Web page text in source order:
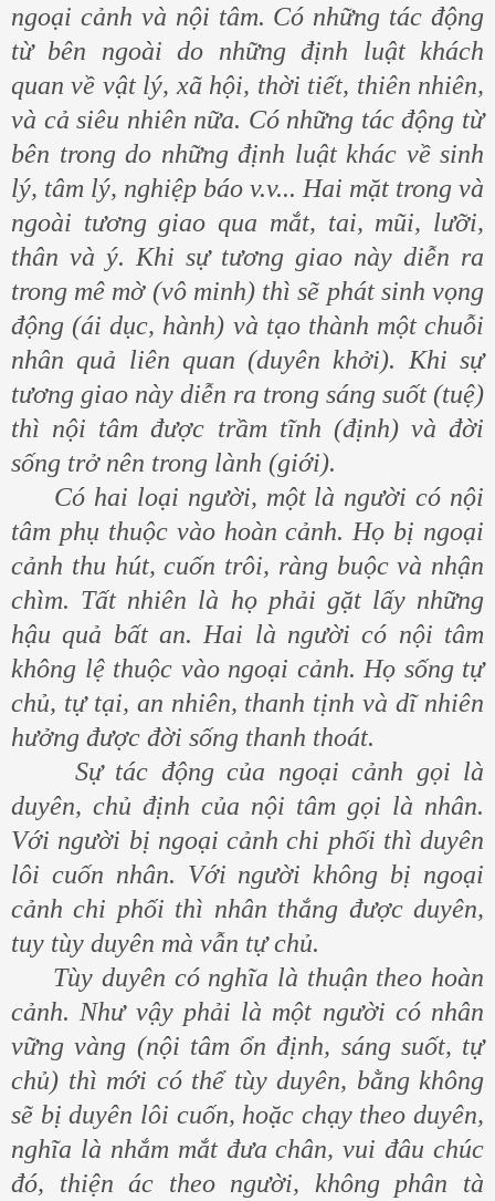
ngoại cảnh và nội tâm. Có những tác động
từ bên ngoài do những định luật khách
quan về vật lý, xã hội, thời tiết, thiên nhiên,
và cả siêu nhiên nữa. Có những tác động từ
bên trong do những định luật khác về sinh
lý, tâm lý, nghiệp báo v.v... Hai mặt trong và
ngoài tương giao qua mắt, tai, mũi, lưỡi,
thân và ý. Khi sự tương giao này diễn ra
trong mê mờ (vô minh) thì sẽ phát sinh vọng
động (ái dục, hành) và tạo thành một chuỗi
nhân quả liên quan (duyên khởi). Khi sự
tương giao này diễn ra trong sáng suốt (tuệ)
thì nội tâm được trầm tĩnh (định) và đời
sống trở nên trong lành (giới).
Có hai loại người, một là người có nội
tâm phụ thuộc vào hoàn cảnh. Họ bị ngoại
cảnh thu hút, cuốn trôi, ràng buộc và nhận
chìm. Tất nhiên là họ phải gặt lấy những
hậu quả bất an. Hai là người có nội tâm
không lệ thuộc vào ngoại cảnh. Họ sống tự
chủ, tự tại, an nhiên, thanh tịnh và dĩ nhiên
hưởng được đời sống thanh thoát.
Sự tác động của ngoại cảnh gọi là
duyên, chủ định của nội tâm gọi là nhân.
Với người bị ngoại cảnh chi phối thì duyên
lôi cuốn nhân. Với người không bị ngoại
cảnh chi phối thì nhân thắng được duyên,
tuy tùy duyên mà vẫn tự chủ.
Tùy duyên có nghĩa là thuận theo hoàn
cảnh. Như vậy phải là một người có nhân
vững vàng (nội tâm ổn định, sáng suốt, tự
chủ) thì mới có thể tùy duyên, bằng không
sẽ bị duyên lôi cuốn, hoặc chạy theo duyên,
nghĩa là nhắm mắt đưa chân, vui đâu chúc
đó, thiện ác theo người, không phân tà